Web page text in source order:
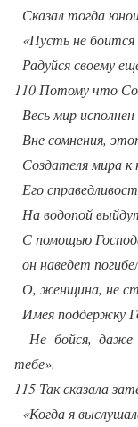
Сказал тогда
«Пусть не боится
Радуйся своему
110 Потому что
Весь мир
Вне сомнения,
Создателя мира
Его
На водопой
С помощью
он наведет
О, женщина, не
Имея поддержку
Не бойся, даже
тебе».
115 Так сказала
«Когда я